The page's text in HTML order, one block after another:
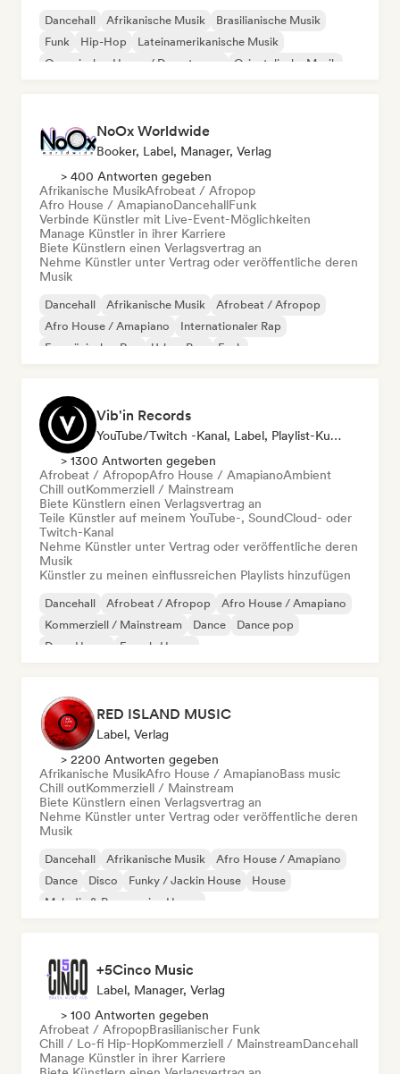
Dancehall Afrikanische Musik
Brasilianische Musik
Funk
Hip-Hop
Lateinamerikanische Musik
Organischer House / Downtempo
Orientalische Musik
NoOx Worldwide
Booker, Label, Manager, Verlag
> 400 Antworten gegeben
Afrikanische MusikAfrobeat / Afropop
Afro House / AmapianoDancehallFunk
Verbinde Künstler mit Live-Event-Möglichkeiten
Manage Künstler in ihrer Karriere
Biete Künstlern einen Verlagsvertrag an
Nehme Künstler unter Vertrag oder veröffentliche deren
Musik
Dancehall Afrikanische Musik
Afrobeat / Afropop
Afro House / Amapiano
Internationaler Rap
Französischer Rap
Urban Pop Funk
Vib'in Records
YouTube/Twitch -Kanal, Label, Playlist-Kurator, Verlag
> 1300 Antworten gegeben
Afrobeat / AfropopAfro House / AmapianoAmbient
Chill outKommerziell / Mainstream
Biete Künstlern einen Verlagsvertrag an
Teile Künstler auf meinem YouTube-, SoundCloud- oder
Twitch-Kanal
Nehme Künstler unter Vertrag oder veröffentliche deren
Musik
Künstler zu meinen einflussreichen Playlists hinzufügen
Dancehall Afrobeat / Afropop
Afro House / Amapiano
Kommerziell / Mainstream
Dance
Dance pop
Deep House
French-House
RED ISLAND MUSIC
Label, Verlag
> 2200 Antworten gegeben
Afrikanische MusikAfro House / AmapianoBass music
Chill outKommerziell / Mainstream
Biete Künstlern einen Verlagsvertrag an
Nehme Künstler unter Vertrag oder veröffentliche deren
Musik
Dancehall Afrikanische Musik
Afro House / Amapiano
Dance
Disco Funky / Jackin House
House
Melodic & Progressive House
+5Cinco Music
Label, Manager, Verlag
> 100 Antworten gegeben
Afrobeat / AfropopBrasilianischer Funk
Chill / Lo-fi Hip-HopKommerziell / MainstreamDancehall
Manage Künstler in ihrer Karriere